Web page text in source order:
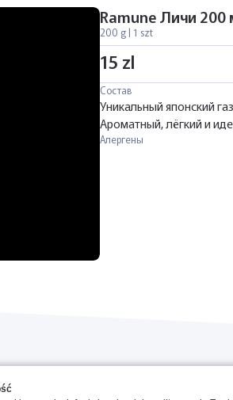
Ramune Личи 200
200 g | 1 szt
15 zl
Состав
Уникальный японский
Ароматный, лёгкий и
Алергены